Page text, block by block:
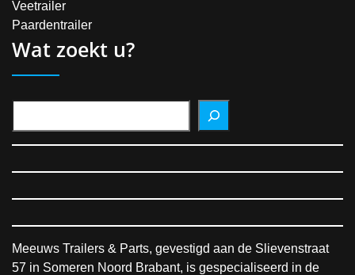
Veetrailer
Paardentrailer
Wat zoekt u?
Meeuws Trailers & Parts, gevestigd aan de Slievenstraat
57 in Someren Noord Brabant, is gespecialiseerd in de